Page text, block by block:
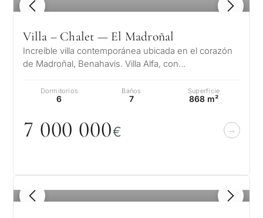
1 / 8
Villa – Chalet — El Madroñal
Increíble villa contemporánea ubicada en el corazón
de Madroñal, Benahavis. Villa Alfa, con
Dormitorios
6
Baños
7
Superficie
868 m²
7 000 000€
1 / 8